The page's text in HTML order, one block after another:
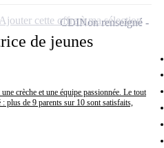
de jeunes
crèche et une équipe passionnée. Le tout
plus de 9 parents sur 10 sont satisfaits,
CDINon renseigné
Ajouter cette offre à ma sélection